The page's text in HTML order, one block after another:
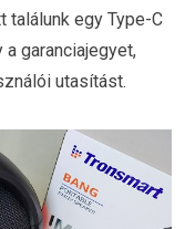
találunk egy Type-C
garanciajegyet,
utasítást.